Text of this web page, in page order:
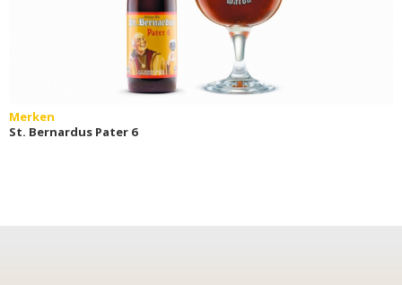
Merken
St. Bernardus Pater 6